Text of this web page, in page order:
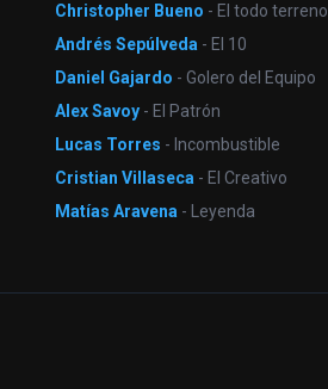
Christopher Bueno - El todo terreno
Andrés Sepúlveda - El 10
Daniel Gajardo - Golero del Equipo
Alex Savoy - El Patrón
Lucas Torres - Incombustible
Cristian Villaseca - El Creativo
Matías Aravena - Leyenda